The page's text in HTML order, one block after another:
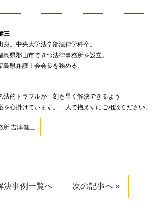
三
身。中央大学法学部法律学科卒。
島県郡山市できつ法律事務所を設立。
島県弁護士会会長を務める。
法的トラブルが一刻も早く解決できるよう
を心掛けています。一人で抱えずにご相談ください。
所 吉津健三
決事例一覧へ 次の記事へ »